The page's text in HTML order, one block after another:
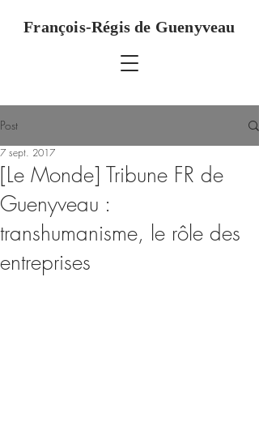
François-Régis de Guenyveau
Post
[Le Monde] Tribune FR de
Guenyveau :
transhumanisme, le rôle des
entreprises
7 sept. 2017